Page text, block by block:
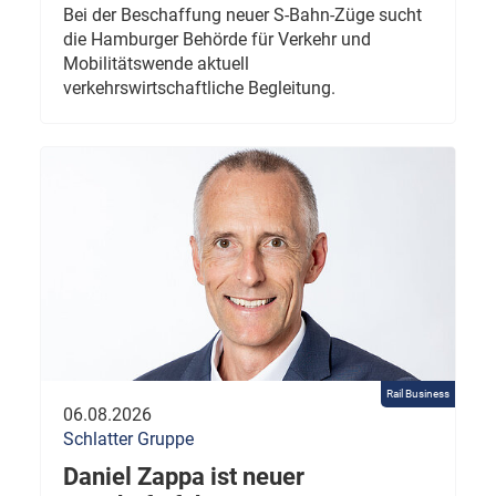
Bei der Beschaffung neuer S-Bahn-Züge sucht
die Hamburger Behörde für Verkehr und
Mobilitätswende aktuell
verkehrswirtschaftliche Begleitung.
Rail Business
06.08.2026
Schlatter Gruppe
Daniel Zappa ist neuer